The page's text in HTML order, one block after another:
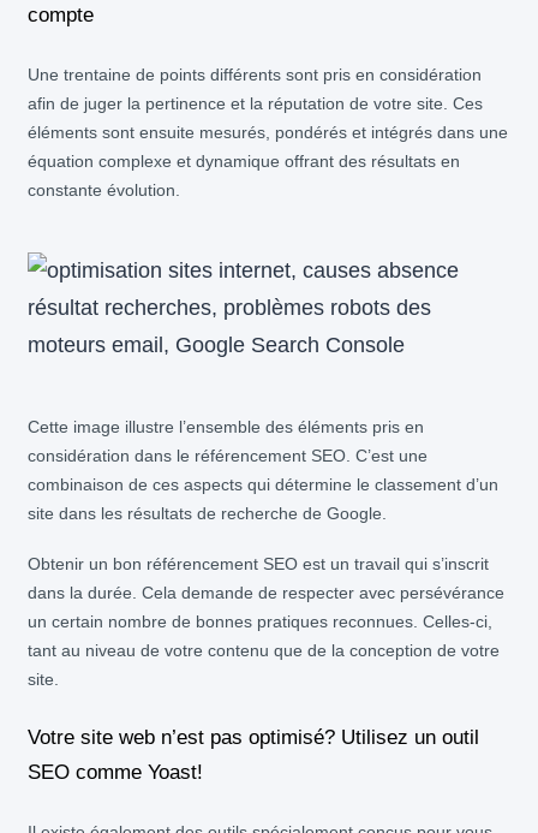
compte
Une trentaine de points différents sont pris en considération
afin de juger la pertinence et la réputation de votre site. Ces
éléments sont ensuite mesurés, pondérés et intégrés dans une
équation complexe et dynamique offrant des résultats en
constante évolution.
Cette image illustre l’ensemble des éléments pris en
considération dans le référencement SEO. C’est une
combinaison de ces aspects qui détermine le classement d’un
site dans les résultats de recherche de Google.
Obtenir un bon référencement SEO est un travail qui s’inscrit
dans la durée. Cela demande de respecter avec persévérance
un certain nombre de bonnes pratiques reconnues. Celles-ci,
tant au niveau de votre contenu que de la conception de votre
site.
Votre site web n’est pas optimisé? Utilisez un outil
SEO comme Yoast!